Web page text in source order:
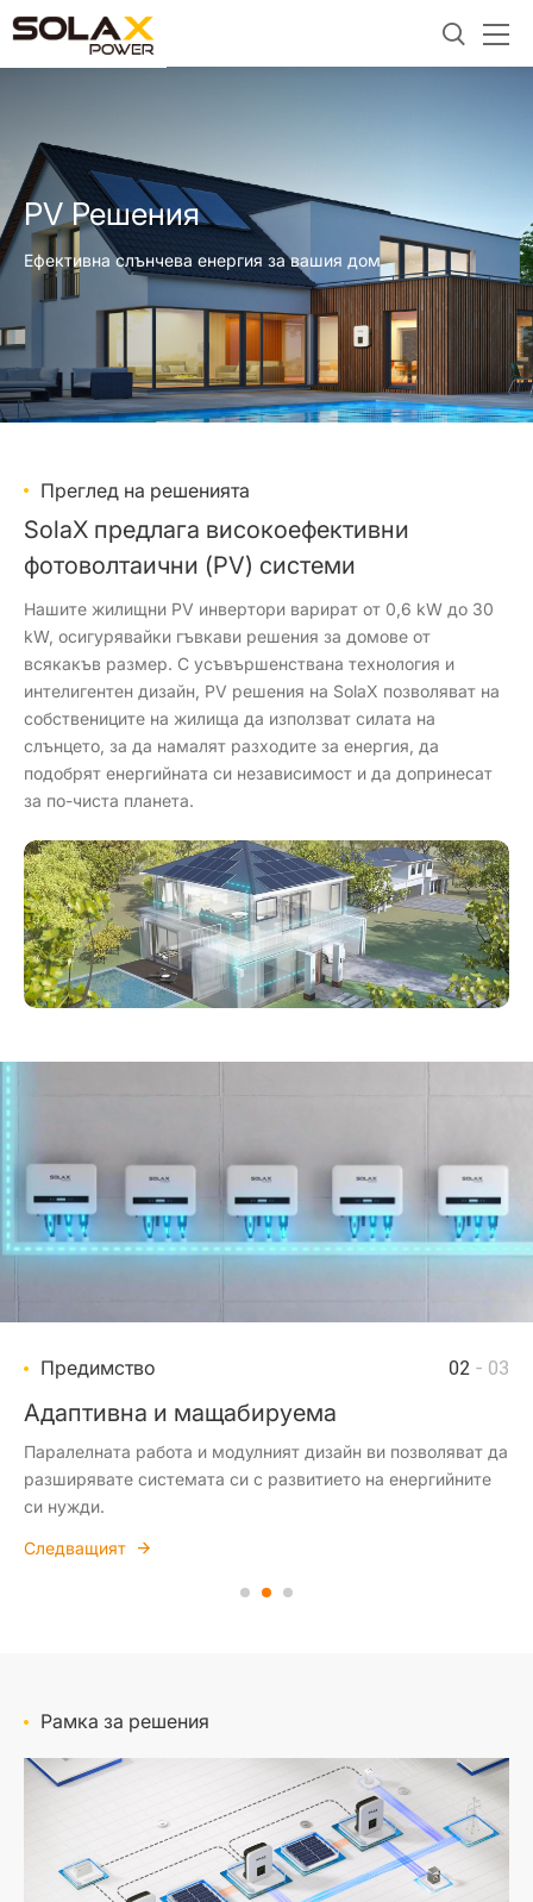
PV Решения
Ефективна слънчева енергия за вашия дом
Преглед на решенията
SolaX предлага високоефективни
фотоволтаични (PV) системи
Нашите жилищни PV инвертори варират от 0,6 kW до 30
kW, осигурявайки гъвкави решения за домове от
всякакъв размер. С усъвършенствана технология и
интелигентен дизайн, PV решения на SolaX позволяват на
собствениците на жилища да използват силата на
слънцето, за да намалят разходите за енергия, да
подобрят енергийната си независимост и да допринесат
за по-чиста планета.
Предимство 01 - 03
Безопасност и съответствие
Вградените защитни функции (SPD, AFCI, бързо
изключване) отговарят и надвишават индустриалните
стандарти.
Следващият
Предимство 02 - 03
Адаптивна и мащабируема
Паралелната работа и модулният дизайн ви позволяват да
разширявате системата си с развитието на енергийните
си нужди.
Следващият
Предимство 03 - 03
Удобен мониторинг
Данните в реално време чрез SolaXCloud (Wi-Fi, LAN, 4G)
ви позволяват да проследявате производителността и да
регулирате настройките от всяко място.
Следващият
Рамка за решения